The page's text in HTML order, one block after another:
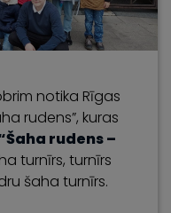
notika Rīgas
rudens”, kuras
rudens –
turnīrs, turnīrs
šaha turnīrs.